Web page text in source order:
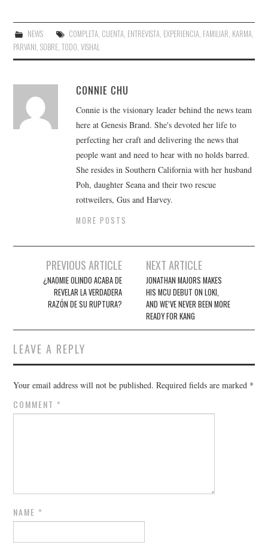
NEWS COMPLETA, CUENTA, ENTREVISTA, EXPERIENCIA, FAMILIAR, KARMA,
PARVANI,SOBRE,TODO,VISHAL
CONNIE CHU
Connie is the visionary leader behind the news team
here at Genesis Brand. She's devoted her life to
perfecting her craft and delivering the news that
people want and need to hear with no holds barred.
She resides in Southern California with her husband
Poh, daughter Seana and their two rescue
rottweilers, Gus and Harvey.
MORE POSTS
navigation
PREVIOUS ARTICLE
¿NAOMIE OLINDO ACABA DE
REVELAR LA VERDADERA
RAZÓN DE SU RUPTURA?
NEXT ARTICLE
JONATHAN MAJORS MAKES
HIS MCU DEBUT ON LOKI,
AND WE’VE NEVER BEEN MORE
READY FOR KANG
LEAVE A REPLY
Your email address will not be published. Required fields are marked *
COMMENT *
NAME *